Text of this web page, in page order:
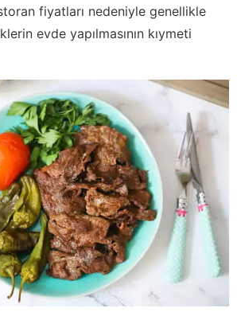
fiyatları nedeniyle genellikle
evde yapılmasının kıymeti